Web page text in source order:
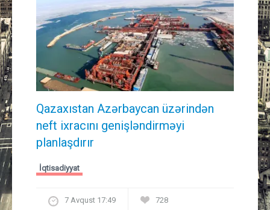
Qazaxıstan Azərbaycan üzərindən
neft ixracını genişləndirməyi
planlaşdırır
İqtisadiyyat
7 Avqust 17:49 728